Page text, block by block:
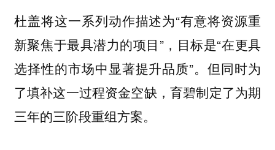
杜盖将这一系列动作描述为“有意将资源重
新聚焦于最具潜力的项目”，目标是“在更具
选择性的市场中显著提升品质”。但同时为
了填补这一过程资金空缺，育碧制定了为期
三年的三阶段重组方案。